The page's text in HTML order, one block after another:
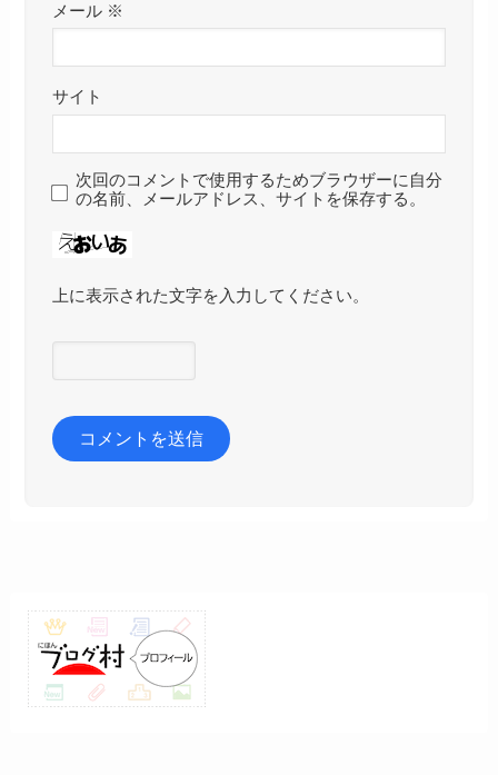
メール ※
サイト
次回のコメントで使用するためブラウザーに自分
の名前、メールアドレス、サイトを保存する。
上に表示された文字を入力してください。